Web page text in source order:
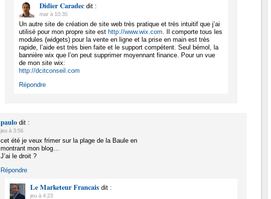
Didier Caradec dit :
mar à 10:35
Un autre site de création de site web très pratique et très intuitif que j’ai
utilisé pour mon propre site est http://www.wix.com. Il comporte tous les
modules (widgets) pour la vente en ligne et la prise en main est très
rapide, l’aide est très bien faite et le support compétent. Seul bémol, la
bannière wix que l’on peut supprimer moyennant finance. Pour un vue
de mon site wix:
http://dcitconseil.com
Répondre
paulo dit :
jeu à 3:56
cet été je veux frimer sur la plage de la Baule en
montrant mon blog…
J’ai le droit ?
Répondre
Le Marketeur Francais dit :
jeu à 4:23